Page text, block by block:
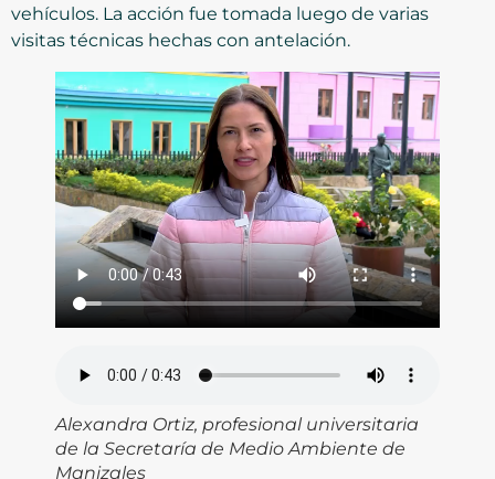
vehículos. La acción fue tomada luego de varias
visitas técnicas hechas con antelación.
Alexandra Ortiz, profesional universitaria
de la Secretaría de Medio Ambiente de
Manizales